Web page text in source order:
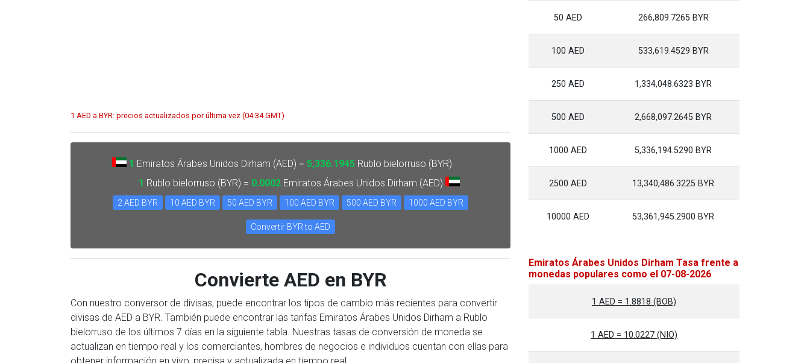
1 AED a BYR: precios actualizados por última vez (04:34 GMT)
1 Emiratos Árabes Unidos Dirham (AED) = 5,336.1945 Rublo bielorruso (BYR)
1 Rublo bielorruso (BYR) = 0.0002Emiratos Árabes Unidos Dirham (AED)
2 AED BYR 10 AED BYR 50 AED BYR 100 AED BYR 500 AED BYR 1000 AED BYR
Convertir BYR to AED
Convierte AED en BYR
Con nuestro conversor de divisas, puede encontrar los tipos de cambio más recientes para convertir
divisas de AED a BYR. También puede encontrar las tarifas Emiratos Árabes Unidos Dirham a Rublo
bielorruso de los últimos 7 días en la siguiente tabla. Nuestras tasas de conversión de moneda se
actualizan en tiempo real y los comerciantes, hombres de negocios e individuos cuentan con ellas para
50 AED 266,809.7265 BYR
100 AED 533,619.4529 BYR
250 AED 1,334,048.6323 BYR
500 AED 2,668,097.2645 BYR
1000 AED 5,336,194.5290 BYR
2500 AED 13,340,486.3225 BYR
10000 AED 53,361,945.2900 BYR
Emiratos Árabes Unidos Dirham Tasa frente a
monedas populares como el 07-08-2026
1 AED = 1.8818 (BOB)
1 AED = 10.0227 (NIO)